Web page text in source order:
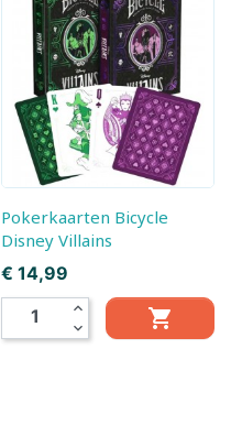
Pokerkaarten Bicycle
Disney Villains
Prijs
€ 14,99
expand_less
expand_more
